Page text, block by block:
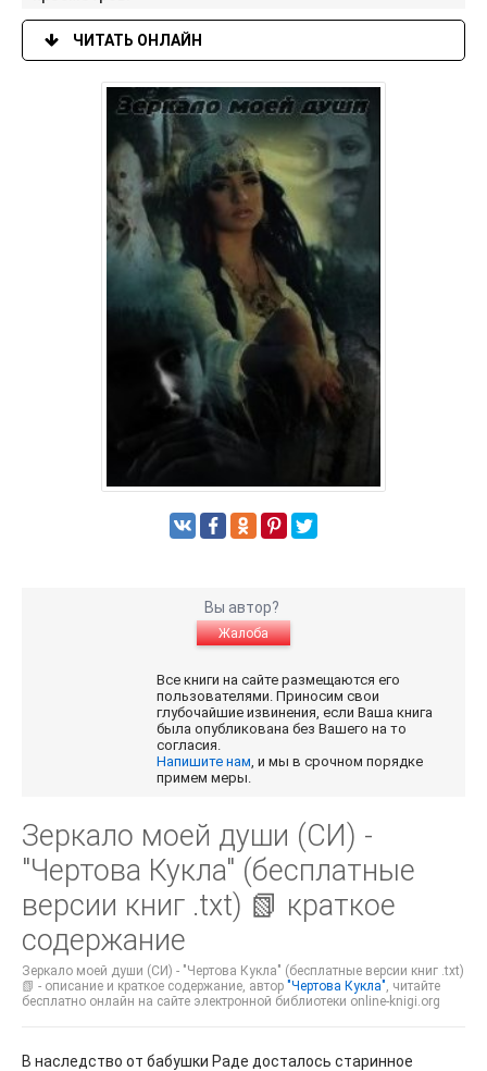
ЧИТАТЬ ОНЛАЙН
Вы автор?
Жалоба
Все книги на сайте размещаются его
пользователями. Приносим свои
глубочайшие извинения, если Ваша книга
была опубликована без Вашего на то
согласия.
Напишите нам , и мы в срочном порядке
примем меры.
Зеркало моей души (СИ) -
"Чертова Кукла" (бесплатные
версии книг .txt) 📗 краткое
содержание
Зеркало моей души (СИ) - "Чертова Кукла" (бесплатные версии книг .txt)
📗 - описание и краткое содержание, автор "Чертова Кукла" , читайте
бесплатно онлайн на сайте электронной библиотеки online-knigi.org
В наследство от бабушки Раде досталось старинное